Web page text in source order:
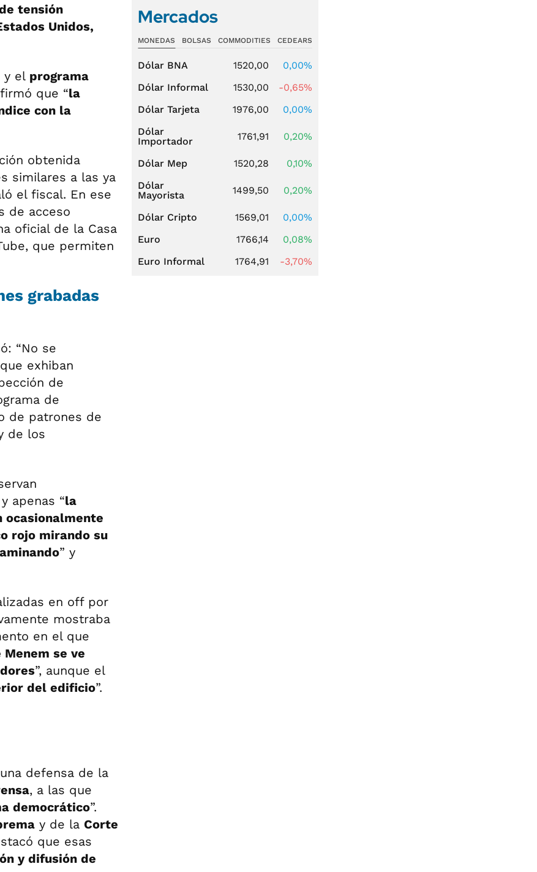
tensión
Unidos,
y el programa
que “la
con la
obtenida
similares a las ya
el fiscal. En ese
de acceso
oficial de la Casa
que permiten
grabadas
“No se
exhiban
de
de
de patrones de
de los
y apenas “la
ocasionalmente
rojo mirando su
” y
en off por
mostraba
en el que
se ve
”, aunque el
del edificio”.
defensa de la
, a las que
democrático”.
y de la Corte
que esas
y difusión de
Mercados
MONEDAS BOLSAS COMMODITIES CEDEARS
Dólar BNA 1520,00
0,00%
Dólar Informal
1530,00
-0,65%
Dólar Tarjeta
1976,00
0,00%
Dólar
Importador
1761,91 0,20%
Dólar Mep 1520,28
0,10%
Dólar
Mayorista
1499,50 0,20%
Dólar Cripto 1569,01
0,00%
Euro
1766,14
0,08%
Euro Informal
1764,91 -3,70%